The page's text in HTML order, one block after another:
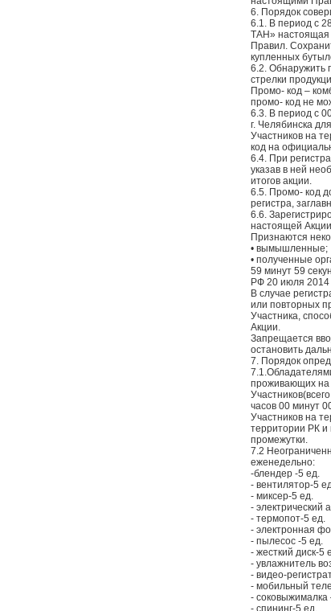
6. Порядок
6.1. В период с
ТАН» настоящая
Правил.
купленных
6.2. Обнаружить
стрелки
Промо- код –
промо- код не
6.3. В период с
г. Челябинска
Участников на
код на
6.4. При
указав в ней
итогов акции.
6.5. Промо- код
регистра,
6.6.
настоящей
Признаются
• вымышленные;
• полученные
59 минут 59
РФ 20 июля 2014
В случае
или повторных
Участника,
Акции.
Запрещается
остановить
7. Порядок
проживающих на
часов 00 минут
Участников на
территории РК и
промежутки.
7.2
еженедельно:
-блендер -5 ед.
- вентилятор-5
- миксер-5 ед.
- электрический
- термопот-5 ед.
- электронная
- пылесос -5 ед.
- жесткий диск-5
- увлажнитель
- видео-
- мобильный
-
- спининг-5 ед.